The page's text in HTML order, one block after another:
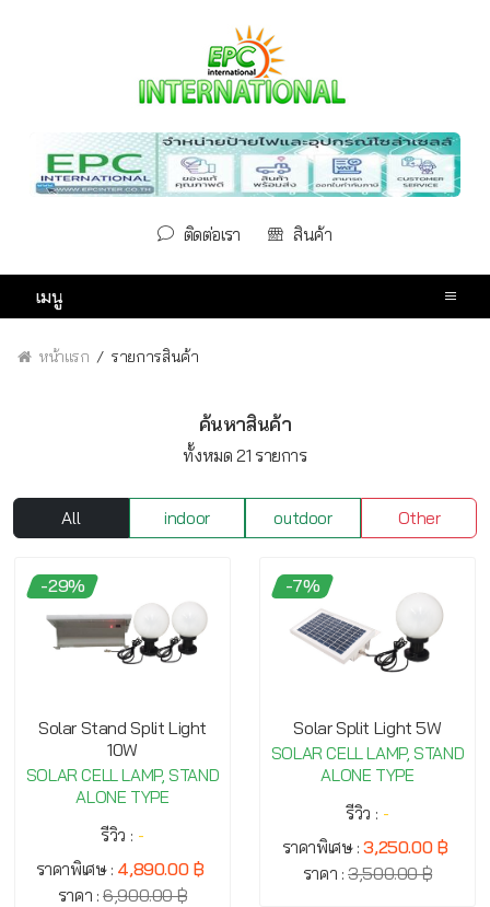
ติดต่อเรา สินค้า
เมนู
หน้าแรก รายการสินค้า
ค้นหาสินค้า
ทั้งหมด 21 รายการ
All indoor outdoor Other
-29%
Solar Stand Split Light
10W
SOLAR CELL LAMP, STAND
ALONE TYPE
รีวิว : -
ราคาพิเศษ : 4,890.00 ฿
ราคา :6,900.00 ฿
-7%
Solar Split Light 5W
SOLAR CELL LAMP, STAND
ALONE TYPE
รีวิว : -
ราคาพิเศษ :3,250.00 ฿
ราคา :3,500.00 ฿